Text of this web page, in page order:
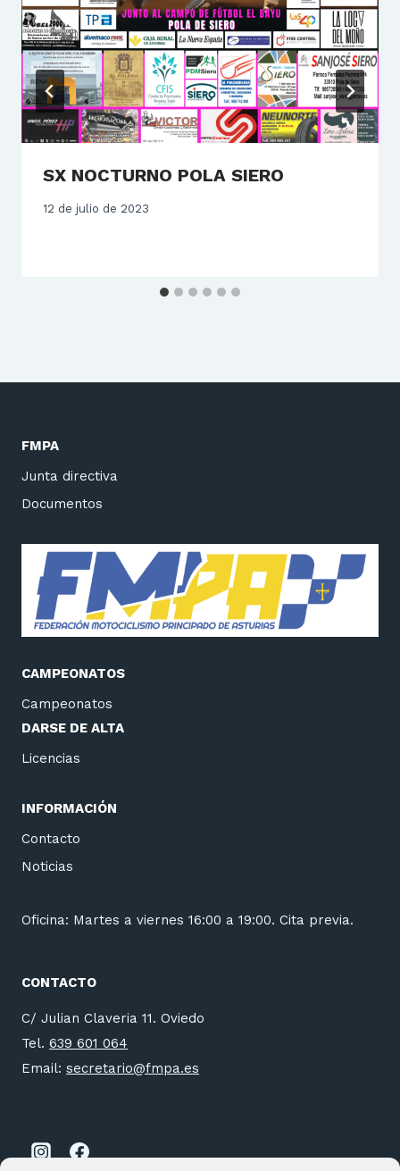
SX NOCTURNO POLA SIERO
12 de julio de 2023
FMPA
Junta directiva
Documentos
CAMPEONATOS
Campeonatos
DARSE DE ALTA
Licencias
INFORMACIÓN
Contacto
Noticias
Oficina: Martes a viernes 16:00 a 19:00. Cita previa.
CONTACTO
C/ Julian Claveria 11. Oviedo
Tel. 639 601 064
Email: secretario@fmpa.es